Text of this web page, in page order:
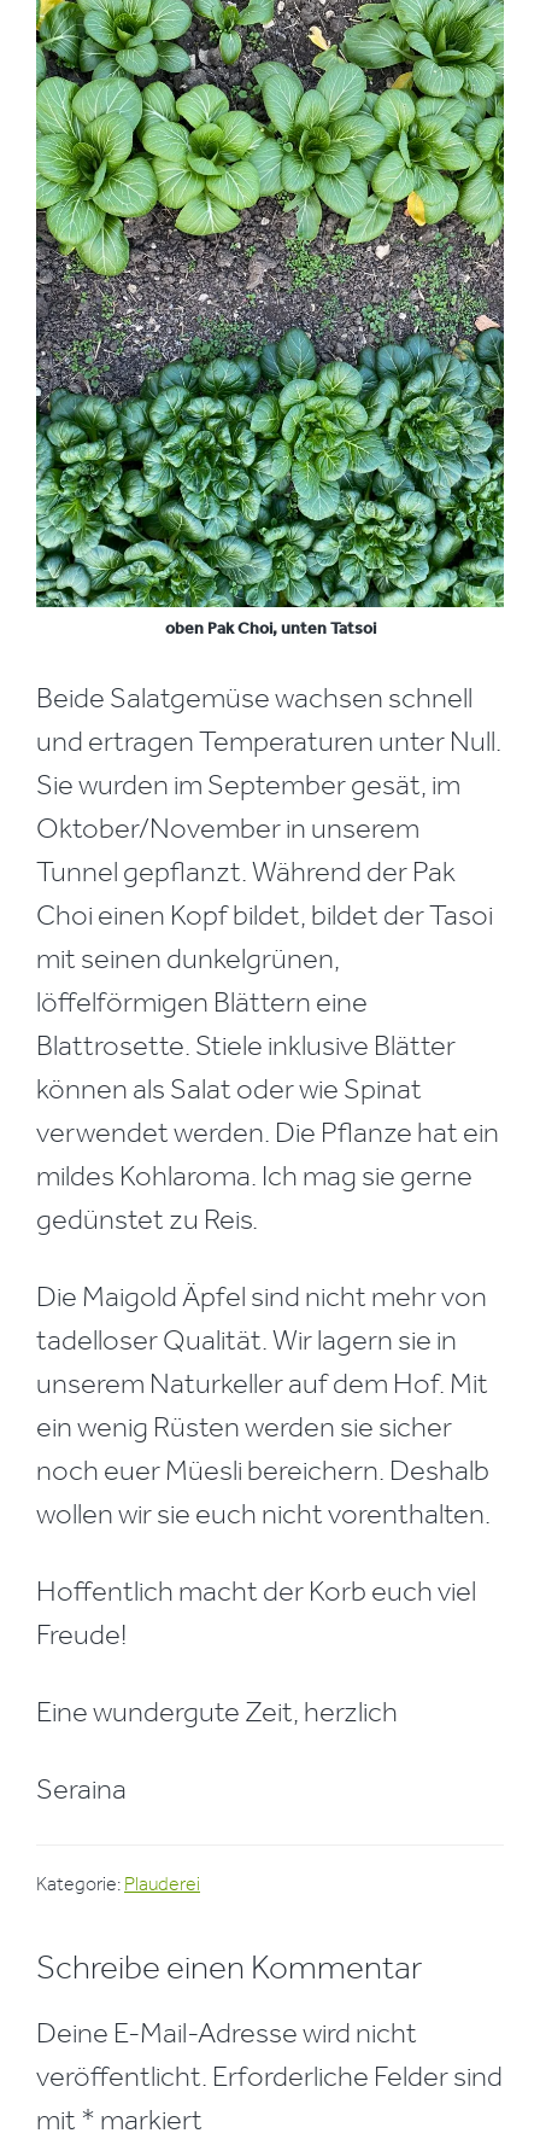
oben Pak Choi, unten Tatsoi
Beide Salatgemüse wachsen schnell
und ertragen Temperaturen unter Null.
Sie wurden im September gesät, im
Oktober/November in unserem
Tunnel gepflanzt. Während der Pak
Choi einen Kopf bildet, bildet der Tasoi
mit seinen dunkelgrünen,
löffelförmigen Blättern eine
Blattrosette. Stiele inklusive Blätter
können als Salat oder wie Spinat
verwendet werden. Die Pflanze hat ein
mildes Kohlaroma. Ich mag sie gerne
gedünstet zu Reis.
Die Maigold Äpfel sind nicht mehr von
tadelloser Qualität. Wir lagern sie in
unserem Naturkeller auf dem Hof. Mit
ein wenig Rüsten werden sie sicher
noch euer Müesli bereichern. Deshalb
wollen wir sie euch nicht vorenthalten.
Hoffentlich macht der Korb euch viel
Freude!
Eine wundergute Zeit, herzlich
Seraina
Kategorie: Plauderei
Leser-
Schreibe einen Kommentar
Deine E-Mail-Adresse wird nicht
veröffentlicht. Erforderliche Felder sind
mit * markiert